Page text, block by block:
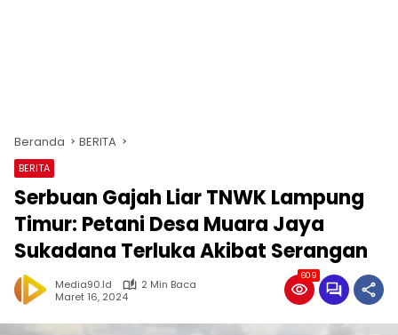
Beranda BERITA
BERITA
Serbuan Gajah Liar TNWK Lampung
Timur: Petani Desa Muara Jaya
Sukadana Terluka Akibat Serangan
Media90.id
2 Min Baca
Maret 16, 2024
609